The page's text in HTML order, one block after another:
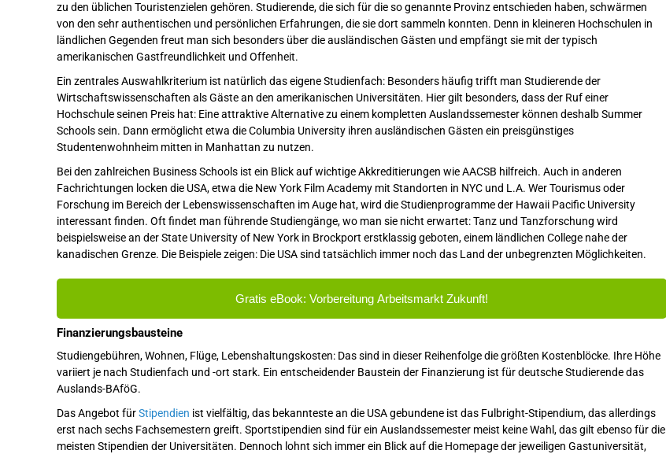
zu den üblichen Touristenzielen gehören. Studierende, die sich für die so genannte Provinz entschieden haben, schwärmen
von den sehr authentischen und persönlichen Erfahrungen, die sie dort sammeln konnten. Denn in kleineren Hochschulen in
ländlichen Gegenden freut man sich besonders über die ausländischen Gästen und empfängt sie mit der typisch
amerikanischen Gastfreundlichkeit und Offenheit.
Ein zentrales Auswahlkriterium ist natürlich das eigene Studienfach: Besonders häufig trifft man Studierende der
Wirtschaftswissenschaften als Gäste an den amerikanischen Universitäten. Hier gilt besonders, dass der Ruf einer
Hochschule seinen Preis hat: Eine attraktive Alternative zu einem kompletten Auslandssemester können deshalb Summer
Schools sein. Dann ermöglicht etwa die Columbia University ihren ausländischen Gästen ein preisgünstiges
Studentenwohnheim mitten in Manhattan zu nutzen.
Bei den zahlreichen Business Schools ist ein Blick auf wichtige Akkreditierungen wie AACSB hilfreich. Auch in anderen
Fachrichtungen locken die USA, etwa die New York Film Academy mit Standorten in NYC und L.A. Wer Tourismus oder
Forschung im Bereich der Lebenswissenschaften im Auge hat, wird die Studienprogramme der Hawaii Pacific University
interessant finden. Oft findet man führende Studiengänge, wo man sie nicht erwartet: Tanz und Tanzforschung wird
beispielsweise an der State University of New York in Brockport erstklassig geboten, einem ländlichen College nahe der
kanadischen Grenze. Die Beispiele zeigen: Die USA sind tatsächlich immer noch das Land der unbegrenzten Möglichkeiten.
Gratis eBook: Vorbereitung Arbeitsmarkt Zukunft!
Finanzierungsbausteine
Studiengebühren, Wohnen, Flüge, Lebenshaltungskosten: Das sind in dieser Reihenfolge die größten Kostenblöcke. Ihre Höhe
variiert je nach Studienfach und -ort stark. Ein entscheidender Baustein der Finanzierung ist für deutsche Studierende das
Auslands-BAföG.
Das Angebot fürStipendien ist vielfältig, das bekannteste an die USA gebundene ist das Fulbright-Stipendium, das allerdings
erst nach sechs Fachsemestern greift. Sportstipendien sind für ein Auslandssemester meist keine Wahl, das gilt ebenso für die
meisten Stipendien der Universitäten. Dennoch lohnt sich immer ein Blick auf die Homepage der jeweiligen Gastuniversität,